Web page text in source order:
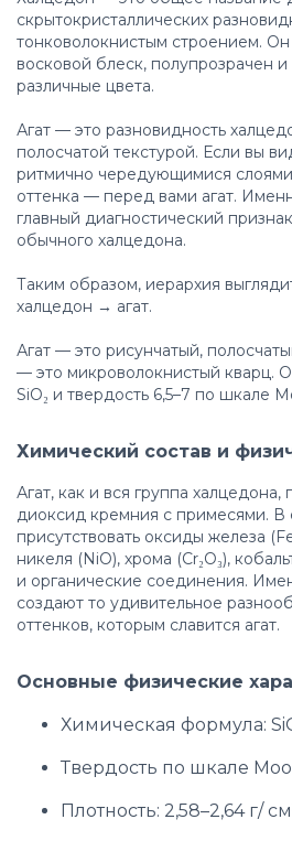
скрытокристаллических
тонковолокнистым строением.
восковой блеск, полупрозрачен
различные цвета.
Агат — это разновидность
полосчатой текстурой. Если вы
ритмично чередующимися слоями
оттенка — перед вами агат.
главный диагностический
обычного халцедона.
Таким образом, иерархия
халцедон → агат.
Агат — это рисунчатый,
— это микроволокнистый кварц.
SiO₂ и твердость 6,5–7 по шкале
Химический состав и
Агат, как и вся группа халцедона,
диоксид кремния с примесями. В
присутствовать оксиды железа
никеля (NiO), хрома (Cr₂O₃),
и органические соединения.
создают то удивительное
оттенков, которым славится агат.
Основные физические
Химическая формула:
Твердость по шкале
Плотность: 2,58–2,64 г/